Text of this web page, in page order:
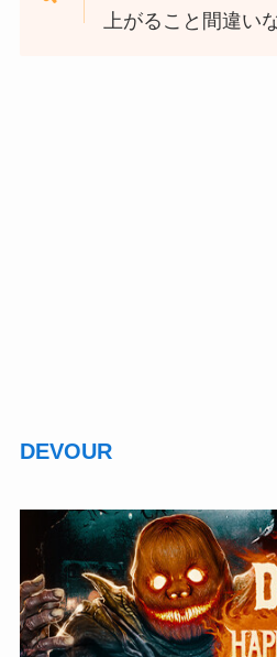
上がること間違い
DEVOUR